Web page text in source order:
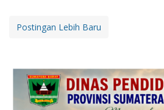
Postingan Lebih Baru